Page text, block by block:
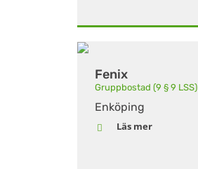
Fenix
Gruppbostad (9 § 9 LSS)
Enköping
Läs mer